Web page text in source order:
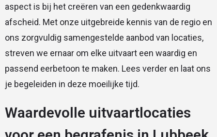
aspect is bij het creëren van een gedenkwaardig
afscheid. Met onze uitgebreide kennis van de regio en
ons zorgvuldig samengestelde aanbod van locaties,
streven we ernaar om elke uitvaart een waardig en
passend eerbetoon te maken. Lees verder en laat ons
je begeleiden in deze moeilijke tijd.
Waardevolle uitvaartlocaties